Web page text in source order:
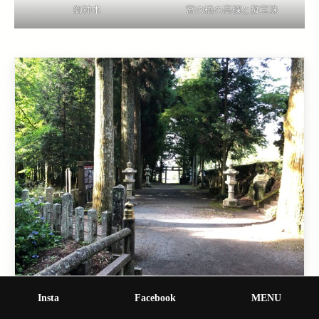
御神木 宮の橋の高欄と擬宝珠
Insta Facebook MENU